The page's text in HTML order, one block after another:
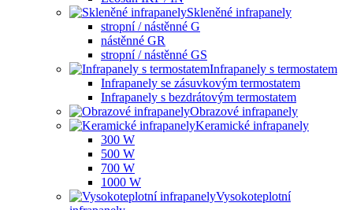
Skleněné infrapanely
stropní / nástěnné G
nástěnné GR
stropní / nástěnné GS
Infrapanely s termostatem
Infrapanely se zásuvkovým termostatem
Infrapanely s bezdrátovým termostatem
Obrazové infrapanely
Keramické infrapanely
300 W
500 W
700 W
1000 W
Vysokoteplotní